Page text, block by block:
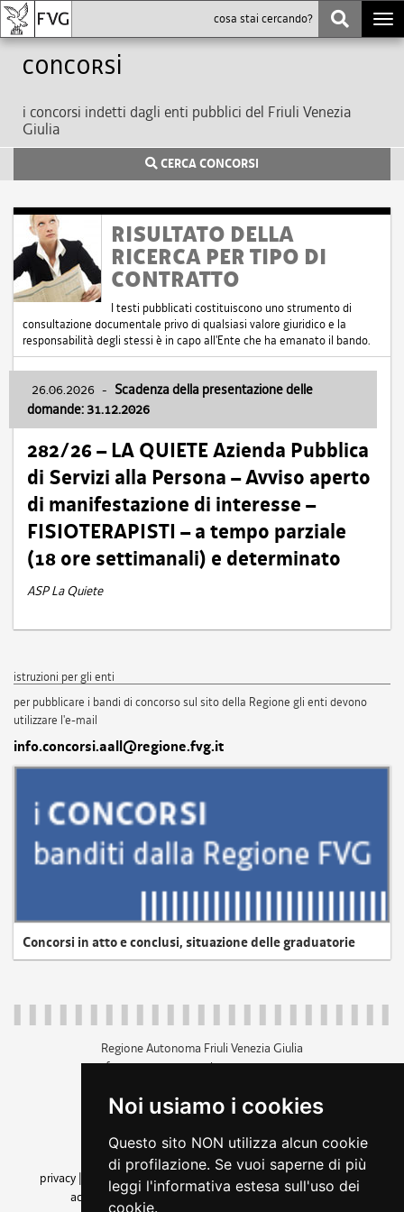
Noi usiamo i cookies
Questo sito NON utilizza alcun cookie
di profilazione. Se vuoi saperne di più
leggi l'informativa estesa sull'uso dei
cookie.
Concorsi
i concorsi indetti dagli enti pubblici del Friuli Venezia
Giulia
CERCA CONCORSI
RISULTATO DELLA
RICERCA PER TIPO DI
CONTRATTO
I testi pubblicati costituiscono uno strumento di
consultazione documentale privo di qualsiasi valore giuridico e la
responsabilità degli stessi è in capo all'Ente che ha emanato il bando.
26.06.2026 - Scadenza della presentazione delle
domande: 31.12.2026
282/26 – LA QUIETE Azienda Pubblica
di Servizi alla Persona – Avviso aperto
di manifestazione di interesse –
FISIOTERAPISTI – a tempo parziale
(18 ore settimanali) e determinato
ASP La Quiete
istruzioni per gli enti
per pubblicare i bandi di concorso sul sito della Regione gli enti devono
utilizzare l'e-mail
info.concorsi.aall@regione.fvg.it
Concorsi in atto e conclusi, situazione delle graduatorie
Regione Autonoma Friuli Venezia Giulia
c.f. 80014930327; p.iva 00526040324
+39 040 3771111
amministrazione trasparente
privacy
cookie |note legali accessibilità
dichiarazione di
accessibilità| feedback cambio preferenze cookie